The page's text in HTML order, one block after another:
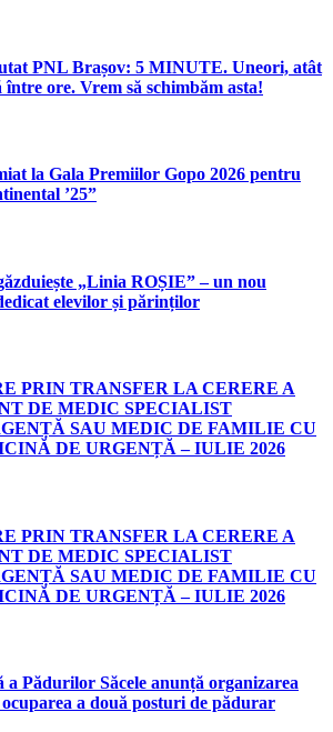
PNL Brașov: 5 MINUTE. Uneori, atât
ore. Vrem să schimbăm asta!
la Gala Premiilor Gopo 2026 pentru
’25”
„Linia ROȘIE” – un nou
elevilor și părinților
PRIN TRANSFER LA CERERE A
DE MEDIC SPECIALIST
SAU MEDIC DE FAMILIE CU
DE URGENȚĂ – IULIE 2026
PRIN TRANSFER LA CERERE A
DE MEDIC SPECIALIST
SAU MEDIC DE FAMILIE CU
DE URGENȚĂ – IULIE 2026
a Pădurilor Săcele anunță organizarea
a două posturi de pădurar